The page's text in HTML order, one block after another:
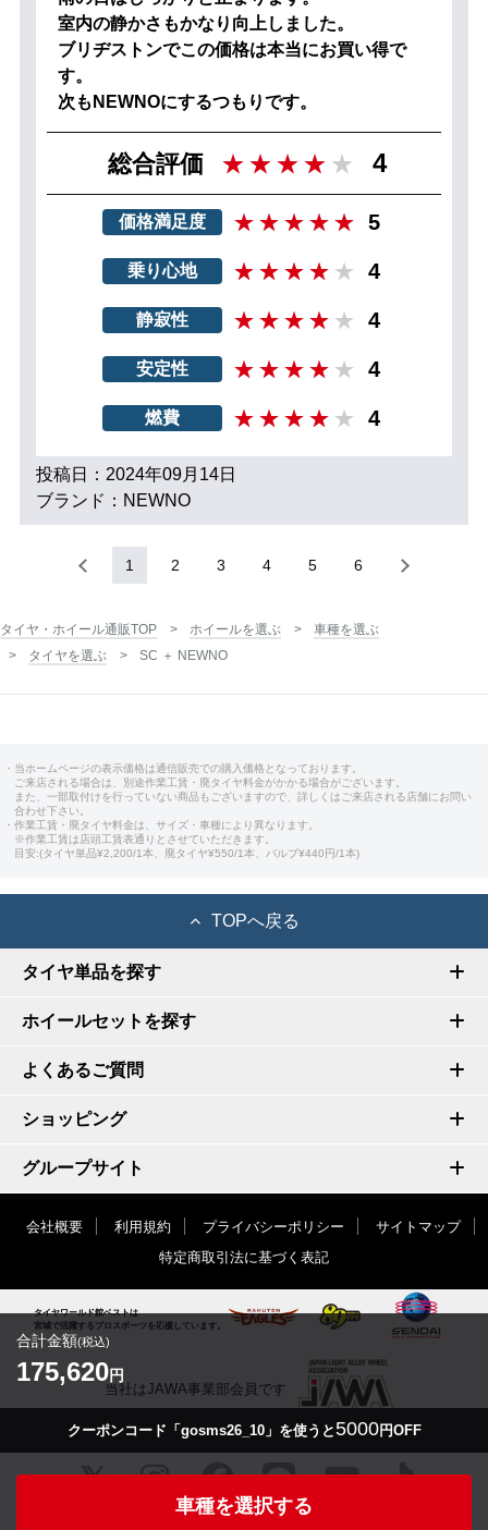
室内の静かさもかなり向上しました。
ブリヂストンでこの価格は本当にお買い得で
す。
次もNEWNOにするつもりです。
総合評価 4
価格満足度 5
乗り心地 4
静寂性 4
安定性 4
燃費 4
投稿日：2024年09月14日
ブランド：NEWNO
1 2 3 4 5 6
合計金額(税込)
175,620円
クーポンコード「gosms26_10」を使うと5000円OFF
車種を選択する
タイヤ・ホイール通販TOP ホイールを選ぶ
車種を選ぶ
タイヤを選ぶ
SC ＋ NEWNO
・当ホームページの表示価格は通信販売での購入価格となっております。
ご来店される場合は、別途作業工賃・廃タイヤ料金がかかる場合がございます。
また、一部取付けを行っていない商品もございますので、詳しくはご来店される店舗にお問い
合わせ下さい。
・作業工賃・廃タイヤ料金は、サイズ・車種により異なります。
※作業工賃は店頭工賃表通りとさせていただきます。
目安:(タイヤ単品¥2,200/1本、廃タイヤ¥550/1本、バルブ¥440円/1本)
TOPへ戻る
タイヤ単品を探す
ホイールセットを探す
よくあるご質問
ショッピング
グループサイト
会社概要 利用規約 プライバシーポリシー
サイトマップ
特定商取引法に基づく表記
タイヤワールド館ベストは
宮城で活躍するプロスポーツを応援しています。
当社はJAWA事業部会員です